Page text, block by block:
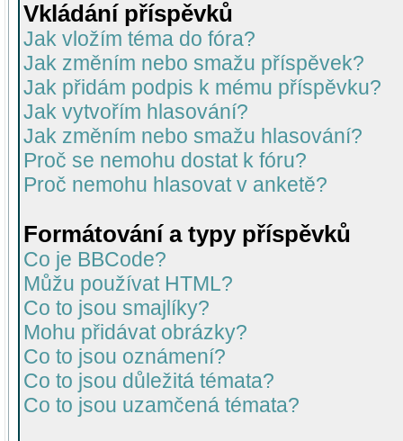
Vkládání příspěvků
Jak vložím téma do fóra?
Jak změním nebo smažu příspěvek?
Jak přidám podpis k mému příspěvku?
Jak vytvořím hlasování?
Jak změním nebo smažu hlasování?
Proč se nemohu dostat k fóru?
Proč nemohu hlasovat v anketě?
Formátování a typy příspěvků
Co je BBCode?
Můžu používat HTML?
Co to jsou smajlíky?
Mohu přidávat obrázky?
Co to jsou oznámení?
Co to jsou důležitá témata?
Co to jsou uzamčená témata?